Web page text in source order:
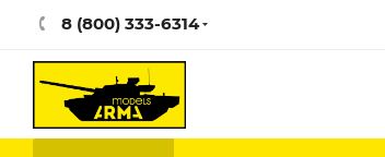
8 (800) 333-6314